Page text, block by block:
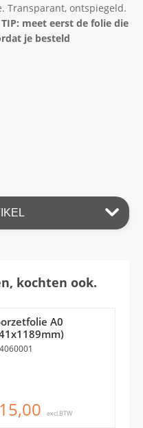
Transparant, ontspiegeld.
TIP: meet eerst de folie die
je besteld
kochten ook.
A0
excl.BTW